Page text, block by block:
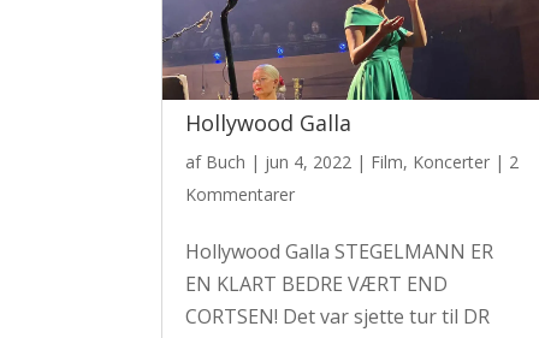
Hollywood Galla
af Buch | jun 4, 2022 | Film, Koncerter | 2
Kommentarer
Hollywood Galla STEGELMANN ER
EN KLART BEDRE VÆRT END
CORTSEN! Det var sjette tur til DR